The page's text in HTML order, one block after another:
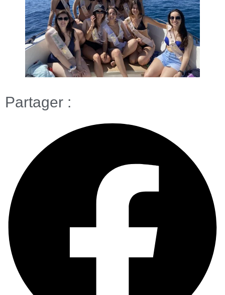
Partager :